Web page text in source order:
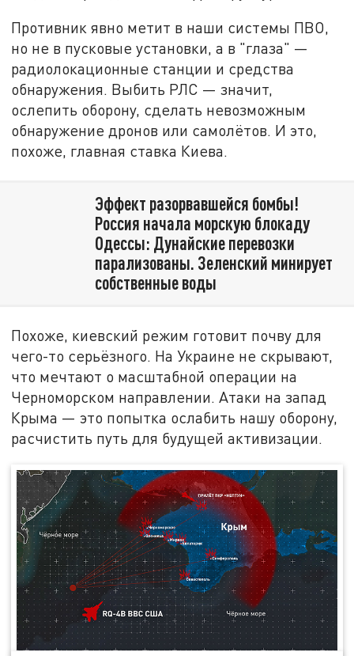
Противник явно метит в наши системы ПВО,
но не в пусковые установки, а в "глаза" —
радиолокационные станции и средства
обнаружения. Выбить РЛС — значит,
ослепить оборону, сделать невозможным
обнаружение дронов или самолётов. И это,
похоже, главная ставка Киева.
Эффект разорвавшейся бомбы!
Россия начала морскую блокаду
Одессы: Дунайские перевозки
парализованы. Зеленский минирует
собственные воды
Похоже, киевский режим готовит почву для
чего-то серьёзного. На Украине не скрывают,
что мечтают о масштабной операции на
Черноморском направлении. Атаки на запад
Крыма — это попытка ослабить нашу оборону,
расчистить путь для будущей активизации.